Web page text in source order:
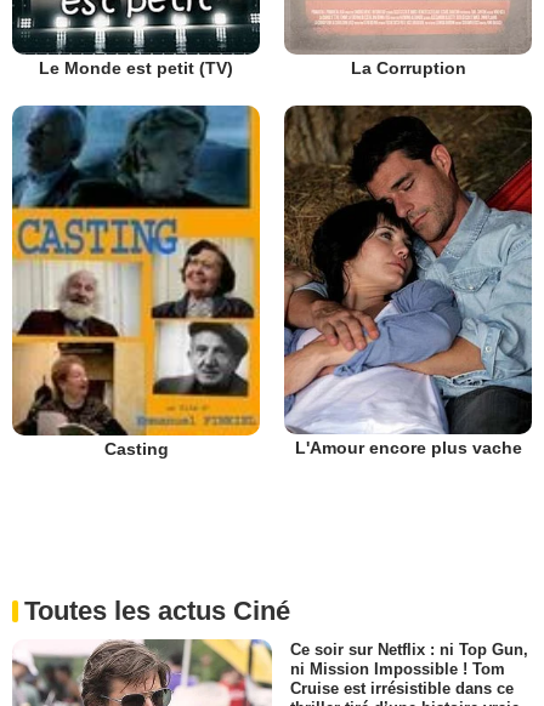
Le Monde est petit (TV) La Corruption
Casting L'Amour encore plus vache
Toutes les actus Ciné
Ce soir sur Netflix : ni Top Gun,
ni Mission Impossible ! Tom
Cruise est irrésistible dans ce